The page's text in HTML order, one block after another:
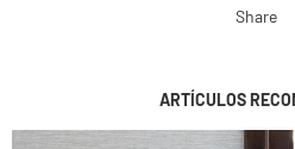
Share
ARTÍCULOS